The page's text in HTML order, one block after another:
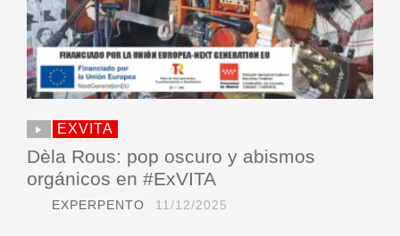
EXVITA
Dèla Rous: pop oscuro y abismos
orgánicos en #ExVITA
EXPERPENTO 11/12/2025